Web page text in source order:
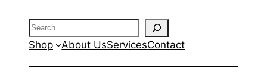
Search
Shop
About UsServicesContact